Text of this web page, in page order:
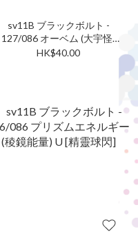
sv11B ブラックボルト -
127/086 オーベム (大宇怪)
AR
HK$40.00